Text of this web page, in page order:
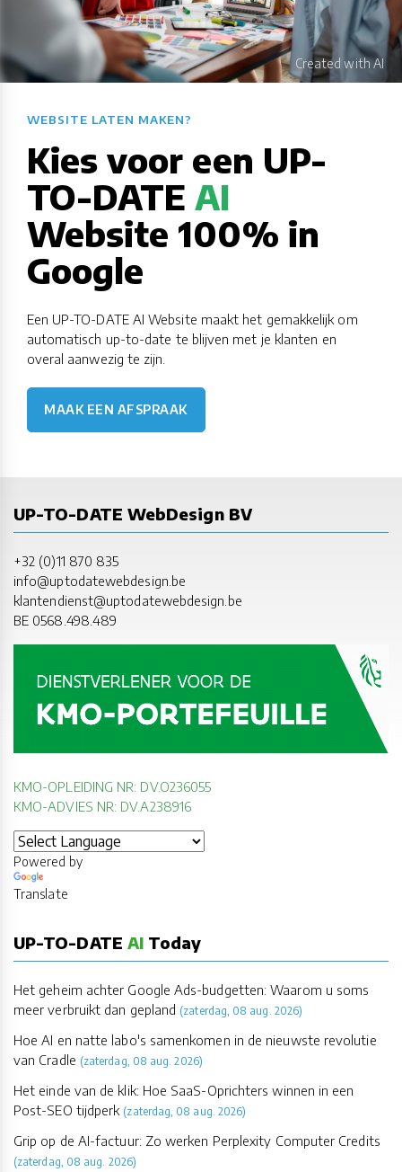
WEBSITE LATEN MAKEN?​​​​​​​​​​​​​​
Kies voor een UP-
TO-DATE AI
Website 100% in
Google
Een UP-TO-DATE AI Website maakt het gemakkelijk om
automatisch up-to-date te blijven met je klanten en
overal aanwezig te zijn.
MAAK EEN AFSPRAAK
UP-TO-DATE WebDesign BV
+32 (0)11 870 835
info@uptodatewebdesign.be
klantendienst@uptodatewebdesign.be
BE 0568.498.489
KMO-OPLEIDING NR: DV.O236055
KMO-ADVIES NR: DV.A238916
Powered by
Translate
UP-TO-DATE AI Today
Het geheim achter Google Ads-budgetten: Waarom u soms
meer verbruikt dan gepland (zaterdag, 08 aug. 2026)
Hoe AI en natte labo's samenkomen in de nieuwste revolutie
van Cradle (zaterdag, 08 aug. 2026)
Het einde van de klik: Hoe SaaS-Oprichters winnen in een
Post-SEO tijdperk (zaterdag, 08 aug. 2026)
Grip op de AI-factuur: Zo werken Perplexity Computer Credits
(zaterdag, 08 aug. 2026)